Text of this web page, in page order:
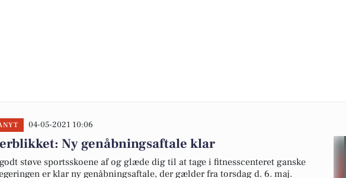
04-05-2021 10:06
Ny genåbningsaftale klar
støve sportsskoene af og glæde dig til at tage i fitnesscenteret ganske
er klar ny genåbningsaftale, der gælder fra torsdag d. 6. maj.